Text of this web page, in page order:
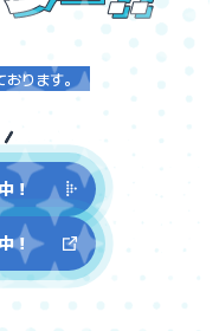
ります。
！
！